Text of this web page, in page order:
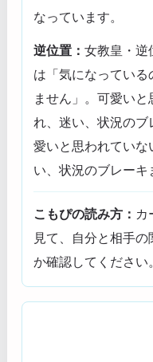
なっています。
逆位置： 女教皇・逆
は「気になってい
ません」。可愛い
れ、迷い、状況の
愛いと思われてい
い、状況のブレーキ
こもぴの読み方： カ
見て、自分と相手
か確認してください。